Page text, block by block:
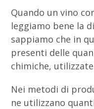
Quando un vino
leggiamo bene la
sappiamo che in
presenti delle
chimiche,
Nei metodi di
ne utilizzano